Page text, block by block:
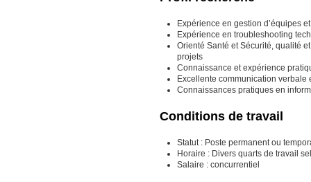
Expérience en gestion d’équipes
Expérience en troubleshooting
Orienté Santé et Sécurité, qualité
projets
Connaissance et expérience
Excellente communication verbale
Connaissances pratiques en
Conditions de travail
Statut : Poste permanent ou
Horaire : Divers quarts de travail
Salaire : concurrentiel